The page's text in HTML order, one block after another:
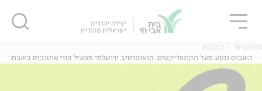
דף הבית
כתבות
השבוס נוסע מעל הקונפליקטים: קואופרטיב ירושלמי מפעיל קווי אוטובוס בשבת
סגור